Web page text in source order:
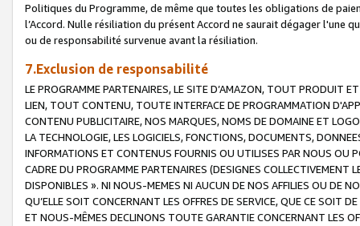
Politiques du Programme, de même que toutes les obligations de
l’Accord. Nulle résiliation du présent Accord ne saurait dégager l'une
ou de responsabilité survenue avant la résiliation.
7.Exclusion de responsabilité
LE PROGRAMME PARTENAIRES, LE SITE D’AMAZON, TOUT PRODUIT
LIEN, TOUT CONTENU, TOUTE INTERFACE DE PROGRAMMATION
CONTENU PUBLICITAIRE, NOS MARQUES, NOMS DE DOMAINE ET
LA TECHNOLOGIE, LES LOGICIELS, FONCTIONS, DOCUMENTS,
INFORMATIONS ET CONTENUS FOURNIS OU UTILISES PAR NOUS OU
CADRE DU PROGRAMME PARTENAIRES (DESIGNES COLLECTIVEMENT
DISPONIBLES ». NI NOUS-MEMES NI AUCUN DE NOS AFFILIES OU DE
QU’ELLE SOIT CONCERNANT LES OFFRES DE SERVICE, QUE CE SOIT
ET NOUS-MÊMES DECLINONS TOUTE GARANTIE CONCERNANT LES